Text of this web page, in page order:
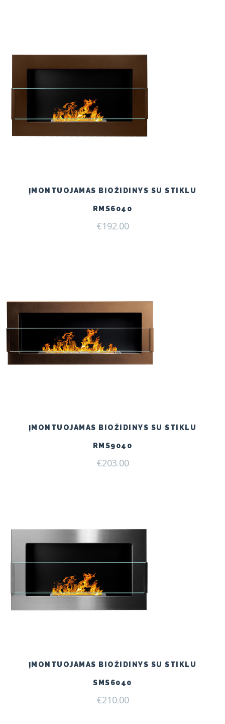
ĮMONTUOJAMAS BIOŽIDINYS SU STIKLU
RMS6040
€192.00
ĮMONTUOJAMAS BIOŽIDINYS SU STIKLU
RMS9040
€203.00
ĮMONTUOJAMAS BIOŽIDINYS SU STIKLU
SMS6040
€210.00